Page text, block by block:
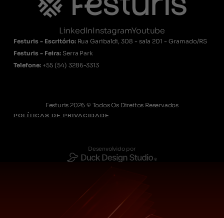
LinkedInInstagramYoutube
Festuris - Escritório: Rua Garibaldi, 308 - sala 201 - Gramado/RS
Festuris - Feira: Serra Park
Telefone: +55 (54) 3286-3313
Festuris 2026 © Todos Os Direitos Reservados
POLÍTICAS DE PRIVACIDADE
Desenvolvido por